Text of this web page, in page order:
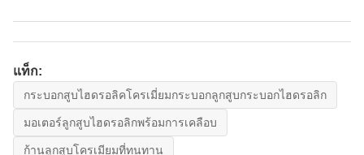
แท็ก:
กระบอกสูบไฮดรอลิคโครเมี่ยมกระบอกลูกสูบกระบอกไฮดรอลิก
มอเตอร์ลูกสูบไฮดรอลิกพร้อมการเคลือบ
ก้านลูกสูบโครเมียมที่ทนทาน